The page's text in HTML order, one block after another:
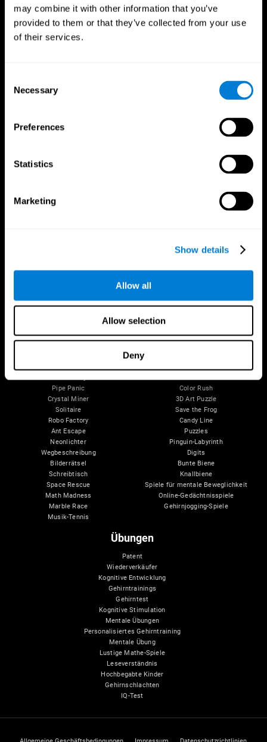
may combine it with other information that you’ve
provided to them or that they’ve collected from your use
of their services.
Selection
Necessary
Preferences
Statistics
Marketing
Show details
Allow all
Allow selection
Deny
Dein Gehirn
Teile des Gehirns
Wahrnehmung
Gesunde Erwachsene
Kognitiver Zustand älterer Menschen
Gehirnjogging-Spiele
Pipe Panic
Crystal Miner
Solitaire
Robo Factory
Ant Escape
Neonlichter
Wegbeschreibung
Bilderrätsel
Schreibtisch
Space Rescue
Math Madness
Marble Race
Musik-Tennis
Color Rush
3D Art Puzzle
Save the Frog
Candy Line
Puzzles
Pinguin-Labyrinth
Digits
Bunte Biene
Knallbiene
Spiele für mentale Beweglichkeit
Online-Gedächtnisspiele
Gehirnjogging-Spiele
Übungen
Patent
Wiederverkäufer
Kognitive Entwicklung
Gehirntrainings
Gehirntest
Kognitive Stimulation
Mentale Übungen
Personalisiertes Gehirntraining
Mentale Übung
Lustige Mathe-Spiele
Leseverständnis
Hochbegabte Kinder
Gehirnschlachten
IQ-Test